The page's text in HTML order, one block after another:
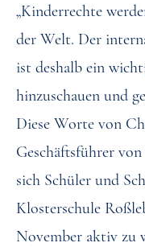
„Kinderrechte
der Welt. Der
ist deshalb ein
hinzuschauen und
Diese Worte von
Geschäftsführer
sich Schüler und
Klosterschule
November aktiv zu